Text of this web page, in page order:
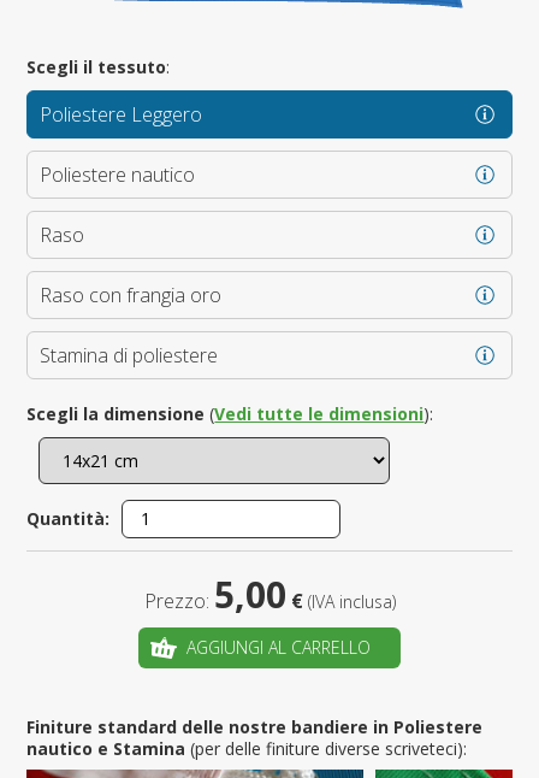
Scegli il tessuto:
Poliestere Leggero
Poliestere nautico
Raso
Raso con frangia oro
Stamina di poliestere
Scegli la dimensione (Vedi tutte le dimensioni):
Quantità:
Prezzo: 5,00 € (IVA inclusa)
AGGIUNGI AL CARRELLO
Finiture standard delle nostre bandiere in Poliestere
nautico e Stamina(per delle finiture diverse scriveteci):